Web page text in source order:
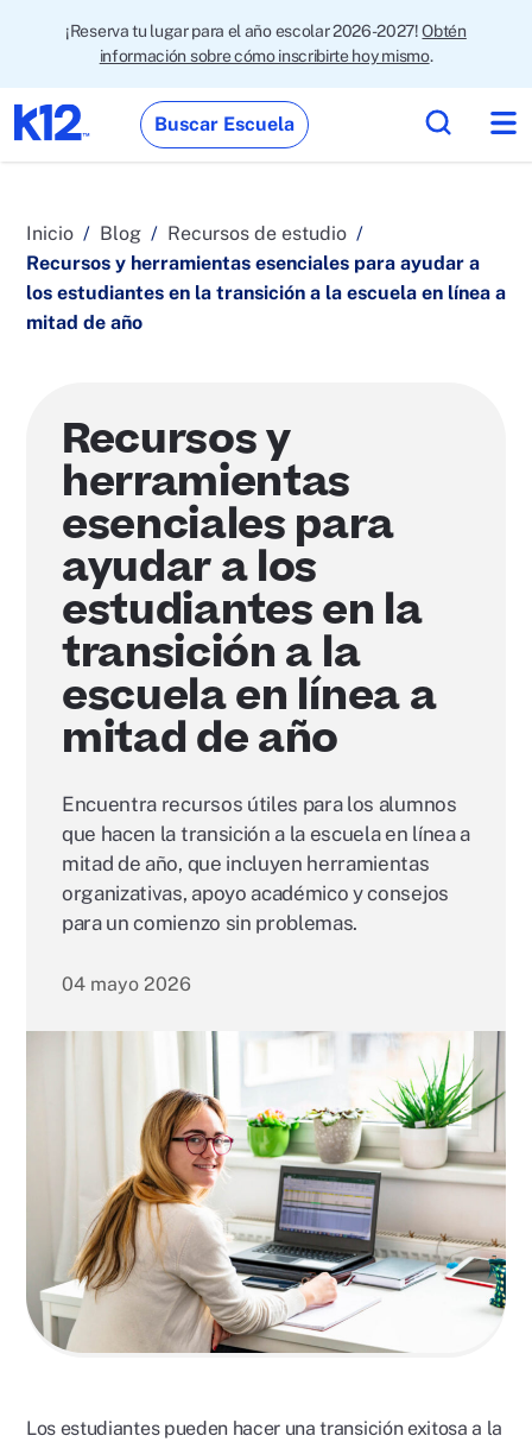
¡Reserva tu lugar para el año escolar 2026-2027!Obtén
información sobre cómo inscribirte hoy mismo.
Buscar Escuela
Inicio Blog
Recursos de estudio
Recursos y herramientas esenciales para ayudar a
los estudiantes en la transición a la escuela en línea a
mitad de año
Recursos y
herramientas
esenciales para
ayudar a los
estudiantes en la
transición a la
escuela en línea a
mitad de año
Encuentra recursos útiles para los alumnos
que hacen la transición a la escuela en línea a
mitad de año, que incluyen herramientas
organizativas, apoyo académico y consejos
para un comienzo sin problemas.
04 mayo 2026
Los estudiantes pueden hacer una transición exitosa a la